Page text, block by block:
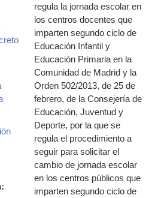
regula la jornada escolar en
los centros docentes que
imparten segundo ciclo de
Educación Infantil y
Educación Primaria en la
Comunidad de Madrid y la
Orden 502/2013, de 25 de
febrero, de la Consejería de
Educación, Juventud y
Deporte, por la que se
regula el procedimiento a
seguir para solicitar el
cambio de jornada escolar
en los centros públicos que
imparten segundo ciclo de